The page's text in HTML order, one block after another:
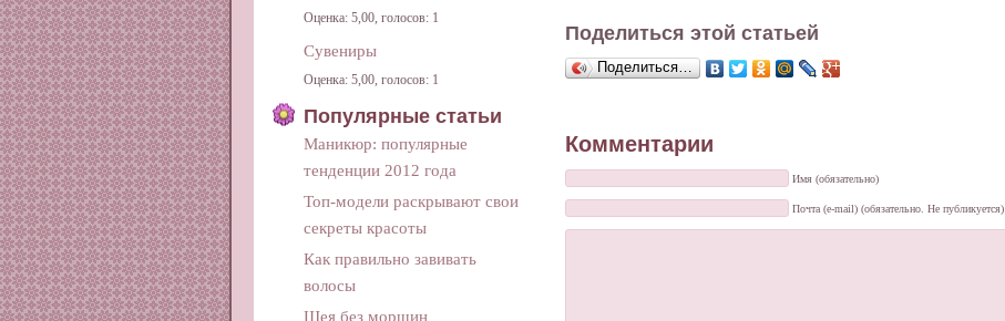
Поделиться этой статьей
Поделиться…
Комментарии
Имя (обязательно)
Почта (e-mail) (обязательно. Не публикуется)
Оценка: 5,00, голосов: 1
Сувениры
Оценка: 5,00, голосов: 1
Популярные статьи
Маникюр: популярные
тенденции 2012 года
Топ-модели раскрывают свои
секреты красоты
Как правильно завивать
волосы
Шея без морщин